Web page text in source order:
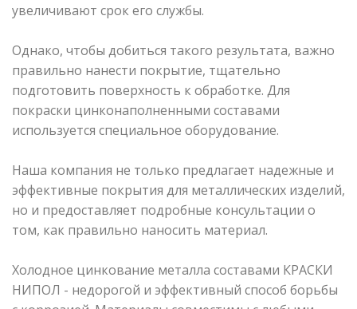
увеличивают срок его службы.
Однако, чтобы добиться такого результата, важно
правильно нанести покрытие, тщательно
подготовить поверхность к обработке. Для
покраски цинконаполненными составами
используется специальное оборудование.
Наша компания не только предлагает надежные и
эффективные покрытия для металлических изделий,
но и предоставляет подробные консультации о
том, как правильно наносить материал.
Холодное цинкование металла составами КРАСКИ
НИПОЛ - недорогой и эффективный способ борьбы